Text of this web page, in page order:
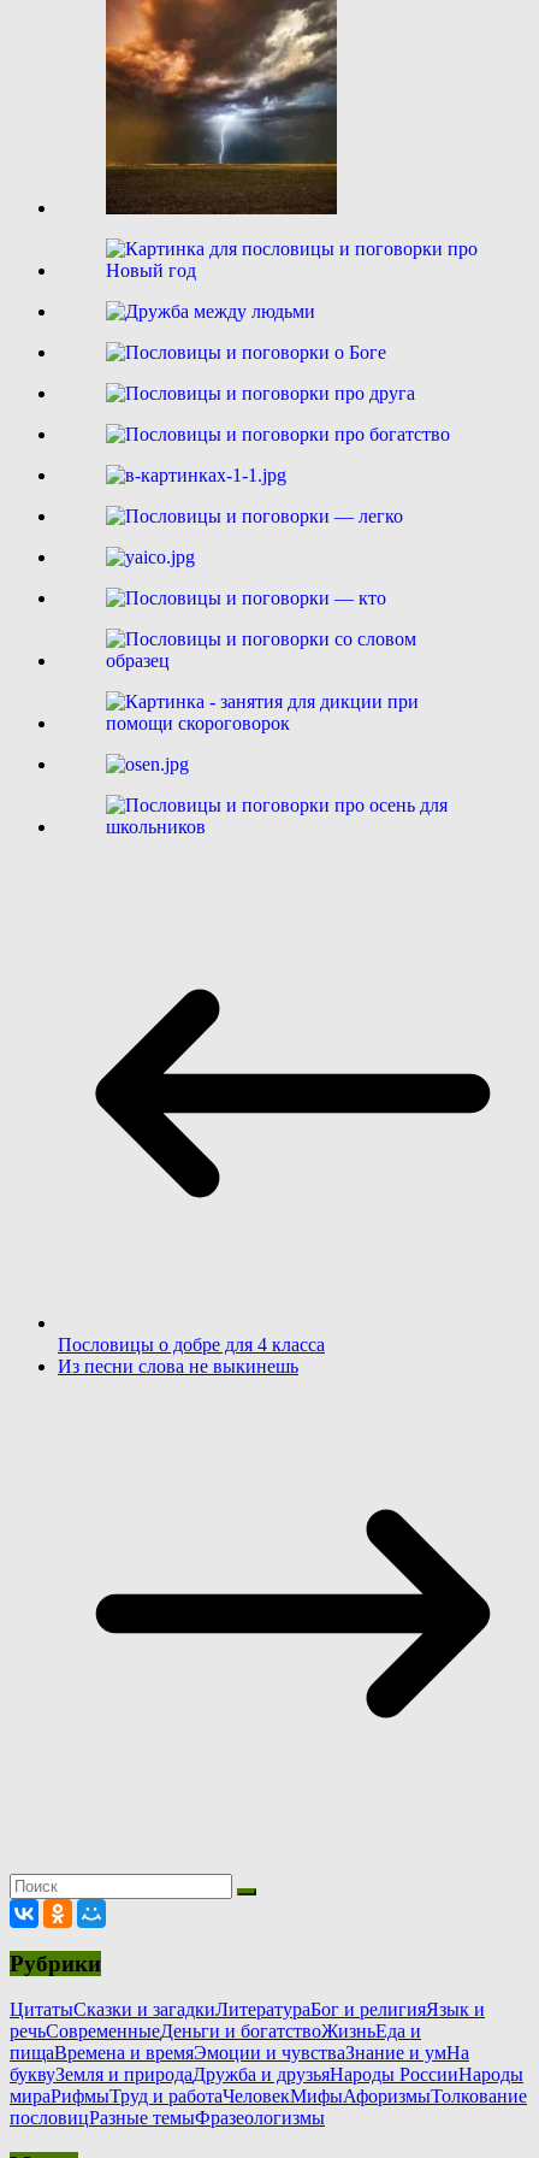
Пословицы о добре для 4 класса
Из песни слова не выкинешь
Рубрики
ЦитатыСказки и загадкиЛитератураБог и религияЯзык и
речьСовременныеДеньги и богатствоЖизньЕда и
пищаВремена и времяЭмоции и чувстваЗнание и умНа
буквуЗемля и природаДружба и друзьяНароды РоссииНароды
мираРифмыТруд и работаЧеловекМифыАфоризмыТолкование
пословицРазные темыФразеологизмы